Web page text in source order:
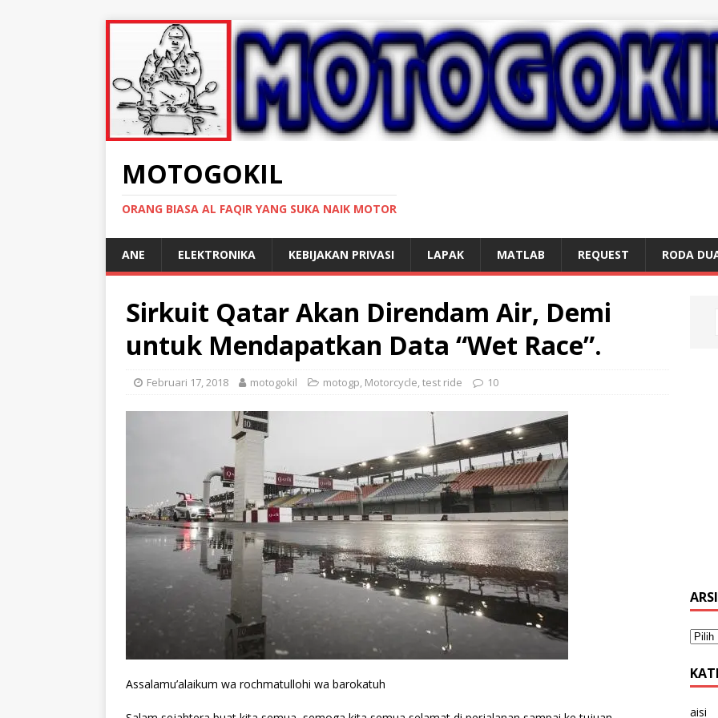
MOTOGOKIL
ORANG BIASA AL FAQIR YANG SUKA NAIK MOTOR
ANE ELEKTRONIKA KEBIJAKAN PRIVASI LAPAK MATLAB REQUEST RODA
Sirkuit Qatar Akan Direndam Air, Demi
untuk Mendapatkan Data “Wet Race”.
Februari 17, 2018 motogokil motogp, Motorcycle,test ride 10
Assalamu’alaikum wa rochmatullohi wa barokatuh
aisi